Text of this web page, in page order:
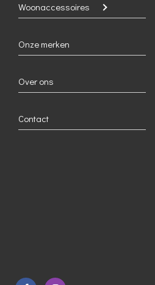
Woonaccessoires
Onze merken
Over ons
Contact